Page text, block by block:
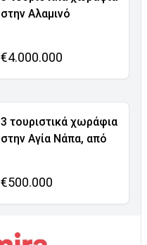
στην Αλαμινό
€4.000.000
3 τουριστικά χωράφια
στην Αγία Νάπα, από
€500.000